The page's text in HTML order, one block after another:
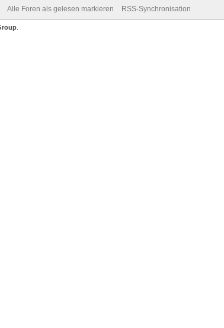
Alle Foren als gelesen markieren RSS-Synchronisation
.